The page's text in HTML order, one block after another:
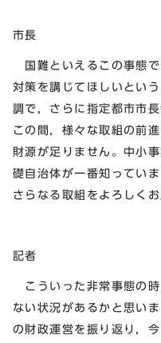
市長
国難といえるこの事態
対策を講じてほしいとい
調で，さらに指定都市市
この間，様々な取組の前
財源が足りません。中小
礎自治体が一番知ってい
さらなる取組をよろしく
記者
こういった非常事態の
ない状況があるかと思い
の財政運営を振り返り，